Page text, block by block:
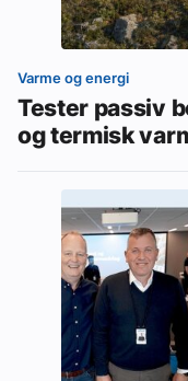
Varme og energi
Tester passiv
og termisk